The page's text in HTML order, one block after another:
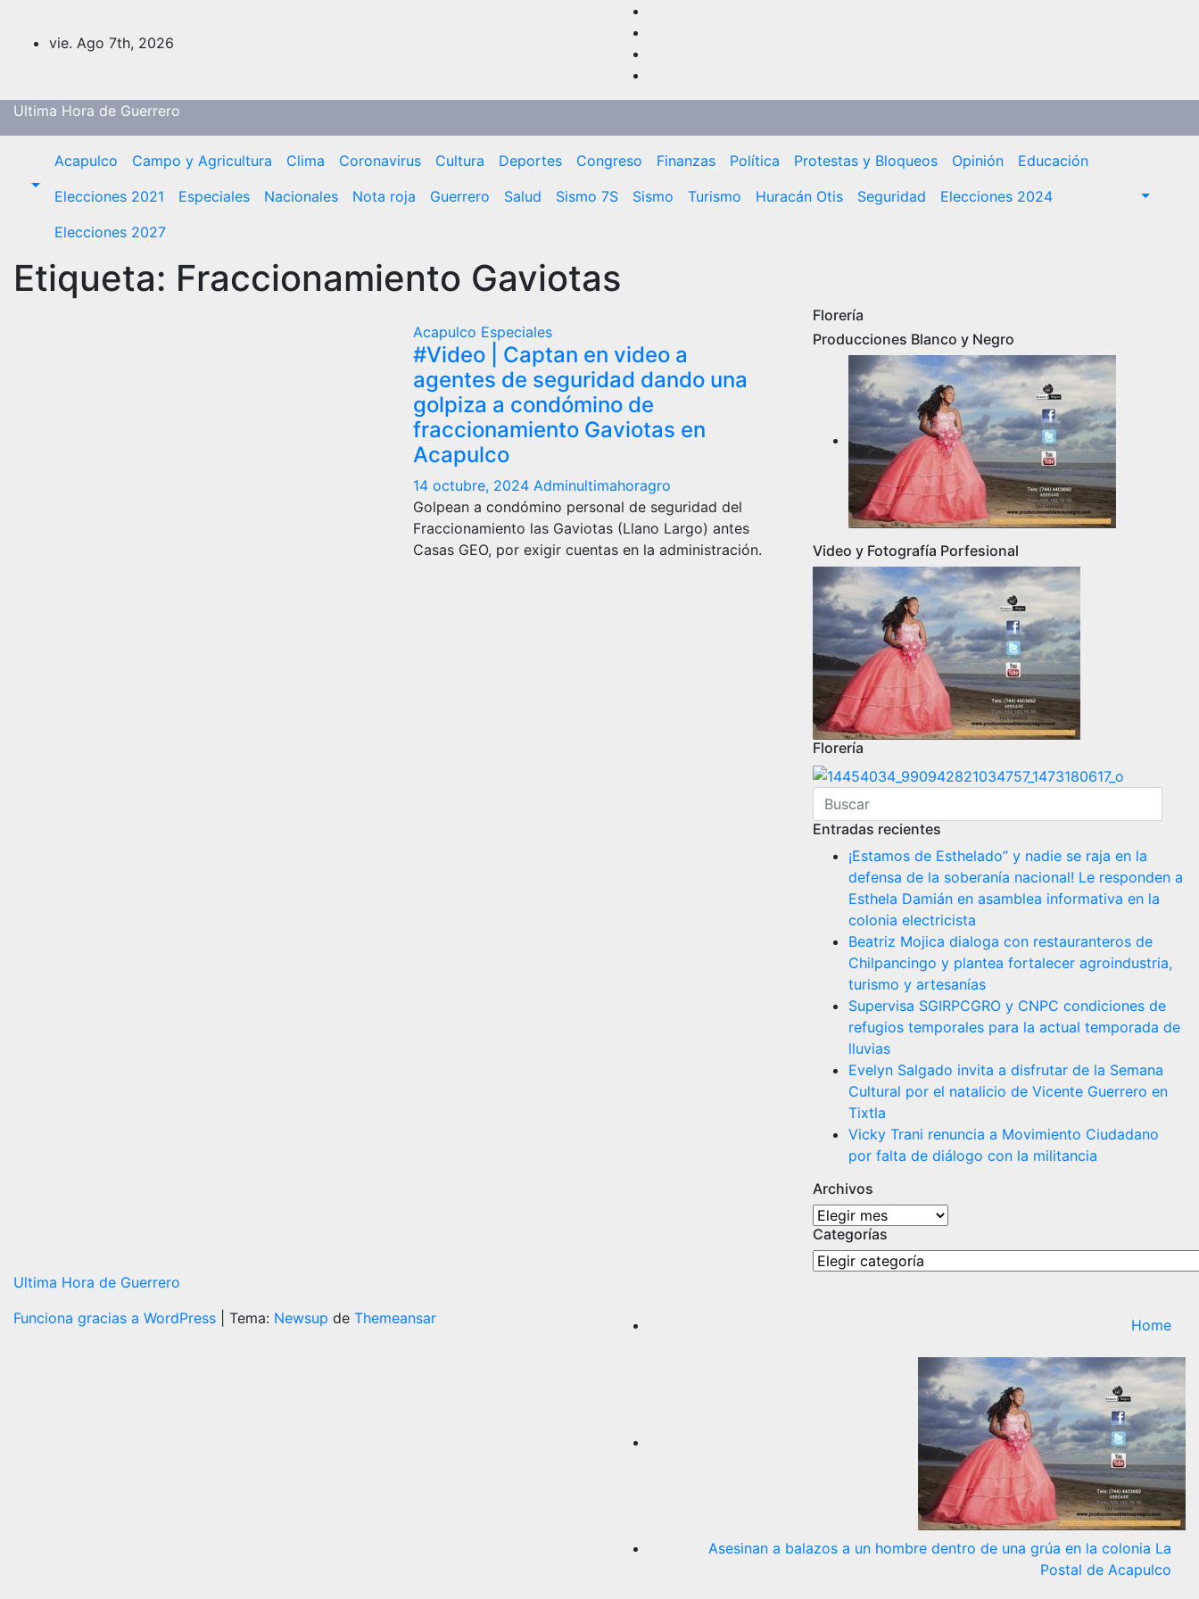
contenido
vie. Ago 7th, 2026
Ultima Hora de Guerrero
Acapulco Campo y Agricultura Clima Coronavirus Cultura Deportes Congreso Finanzas Política Protestas y Bloqueos Opinión
Educación
Elecciones 2021
Especiales Nacionales Nota roja Guerrero Salud Sismo 7S Sismo Turismo Huracán Otis Seguridad
Elecciones 2024
Elecciones 2027
Etiqueta: Fraccionamiento Gaviotas
Acapulco Especiales
#Video | Captan en video a
agentes de seguridad dando una
golpiza a condómino de
fraccionamiento Gaviotas en
Acapulco
14 octubre, 2024 Adminultimahoragro
Golpean a condómino personal de seguridad del
Fraccionamiento las Gaviotas (Llano Largo) antes
Casas GEO, por exigir cuentas en la administración.
Florería
Producciones Blanco y Negro
Video y Fotografía Porfesional
Florería
Entradas recientes
¡Estamos de Esthelado” y nadie se raja en la
defensa de la soberanía nacional! Le responden a
Esthela Damián en asamblea informativa en la
colonia electricista
Beatriz Mojica dialoga con restauranteros de
Chilpancingo y plantea fortalecer agroindustria,
turismo y artesanías
Supervisa SGIRPCGRO y CNPC condiciones de
refugios temporales para la actual temporada de
lluvias
Evelyn Salgado invita a disfrutar de la Semana
Cultural por el natalicio de Vicente Guerrero en
Tixtla
Vicky Trani renuncia a Movimiento Ciudadano
por falta de diálogo con la militancia
Archivos
Archivos
Categorías
Categorías
Ultima Hora de Guerrero
Funciona gracias a WordPress
Tema: Newsup de Themeansar Home
Asesinan a balazos a un hombre dentro de una grúa en la colonia La
Postal de Acapulco